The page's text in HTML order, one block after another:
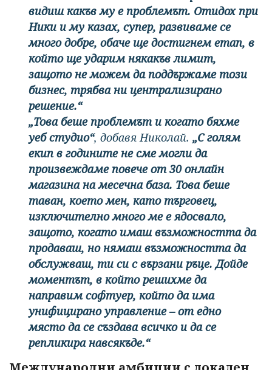
видиш какъв му е проблемът. Отидох при
Ники и му казах, супер, развиваме се
много добре, обаче ще достигнем етап, в
който ще ударим някакъв лимит,
защото не можем да поддържаме този
бизнес, трябва ни централизирано
решение.“
„Това беше проблемът и когато бяхме
уеб студио“, добавя Николай. „С голям
екип в годините не сме могли да
произвеждаме повече от 30 онлайн
магазина на месечна база. Това беше
таван, което мен, като търговец,
изключително много ме е ядосвало,
защото, когато имаш възможността да
продаваш, но нямаш възможността да
обслужваш, ти си с вързани ръце. Дойде
моментът, в който решихме да
направим софтуер, който да има
унифицирано управление – от едно
място да се създава всичко и да се
репликира навсякъде.“